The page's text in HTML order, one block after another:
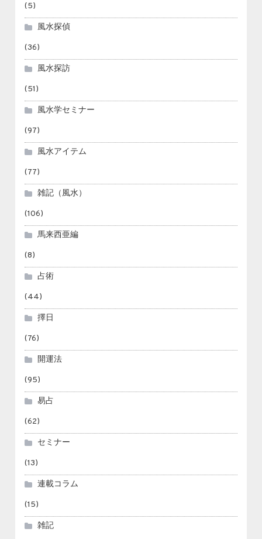
(5)
風水探偵
(36)
風水探訪
(51)
風水学セミナー
(97)
風水アイテム
(77)
雑記（風水）
(106)
馬来西亜編
(8)
占術
(44)
擇日
(76)
開運法
(95)
易占
(62)
セミナー
(13)
連載コラム
(15)
雑記